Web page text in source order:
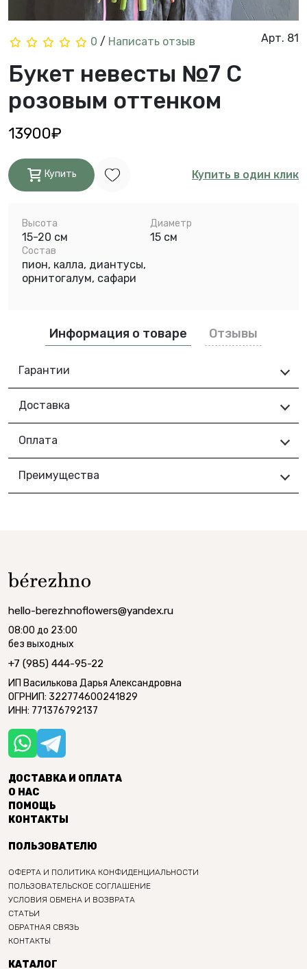
0 / Написать отзыв Арт. 81
Букет невесты №7 С
розовым оттенком
13900₽
Купить Купить в один клик
Высота
15-20 см
Диаметр
15 см
Состав
пион, калла, диантусы,
орнитогалум, сафари
Информация о товаре Отзывы
Гарантии
Доставка
Оплата
Преимущества
hello-berezhnoflowers@yandex.ru
08:00 до 23:00
без выходных
+7 (985) 444-95-22
ИП Василькова Дарья Александровна
ОГРНИП: 322774600241829
ИНН: 771376792137
ДОСТАВКА И ОПЛАТА
О НАС
ПОМОЩЬ
КОНТАКТЫ
ПОЛЬЗОВАТЕЛЮ
ОФЕРТА И ПОЛИТИКА КОНФИДЕНЦИАЛЬНОСТИ
ПОЛЬЗОВАТЕЛЬСКОЕ СОГЛАШЕНИЕ
УСЛОВИЯ ОБМЕНА И ВОЗВРАТА
СТАТЬИ
ОБРАТНАЯ СВЯЗЬ
КОНТАКТЫ
КАТАЛОГ